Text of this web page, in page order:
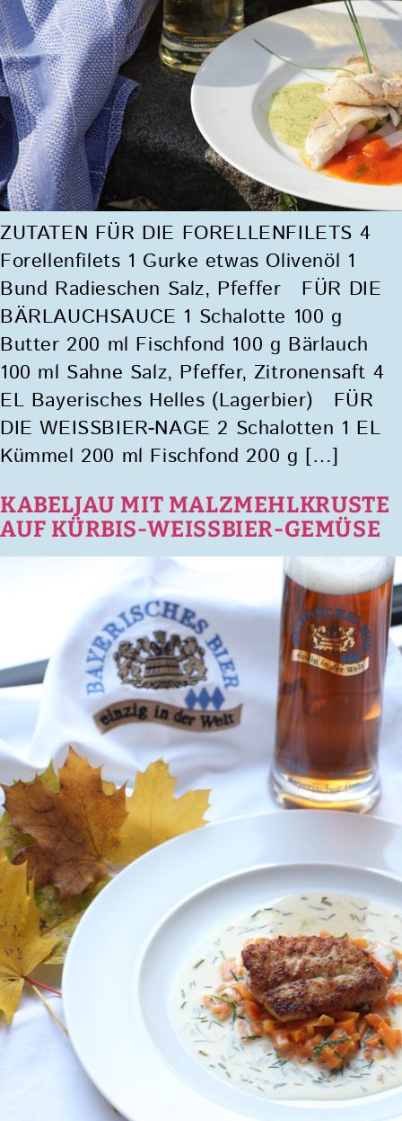
ZUTATEN FÜR DIE FORELLENFILETS 4
Forellenfilets 1 Gurke etwas Olivenöl 1
Bund Radieschen Salz, Pfeffer FÜR DIE
BÄRLAUCHSAUCE 1 Schalotte 100 g
Butter 200 ml Fischfond 100 g Bärlauch
100 ml Sahne Salz, Pfeffer, Zitronensaft 4
EL Bayerisches Helles (Lagerbier) FÜR
DIE WEISSBIER-NAGE 2 Schalotten 1 EL
Kümmel 200 ml Fischfond 200 g […]
KABELJAU MIT MALZMEHLKRUSTE
AUF KÜRBIS-WEISSBIER-GEMÜSE